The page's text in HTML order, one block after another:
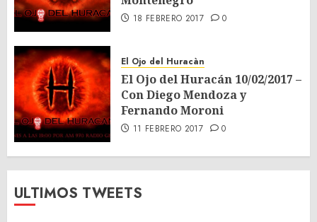
18 FEBRERO 2017 0
El Ojo del Huracàn
El Ojo del Huracán 10/02/2017 –
Con Diego Mendoza y
Fernando Moroni
11 FEBRERO 2017 0
ULTIMOS TWEETS